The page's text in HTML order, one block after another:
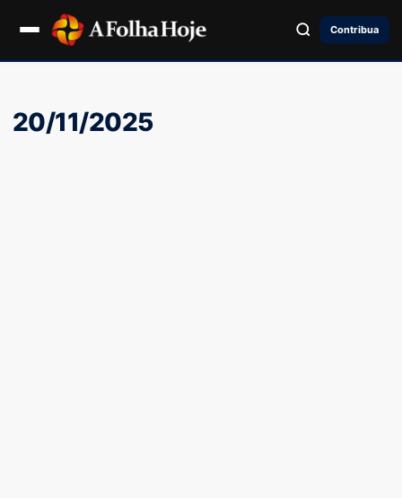
Contribua
20/11/2025